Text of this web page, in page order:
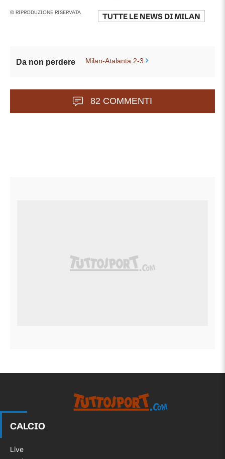
© RIPRODUZIONE RISERVATA TUTTE LE NEWS DIMILAN
Da non perdere Milan-Atalanta 2-3
82 COMMENTI
CALCIO
Live